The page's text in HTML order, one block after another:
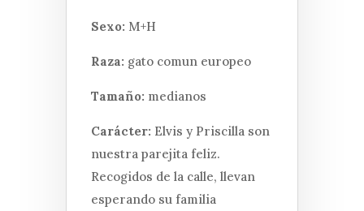
Sexo: M+H
Raza: gato comun europeo
Tamaño: medianos
Carácter: Elvis y Priscilla son
nuestra parejita feliz.
Recogidos de la calle, llevan
esperando su familia